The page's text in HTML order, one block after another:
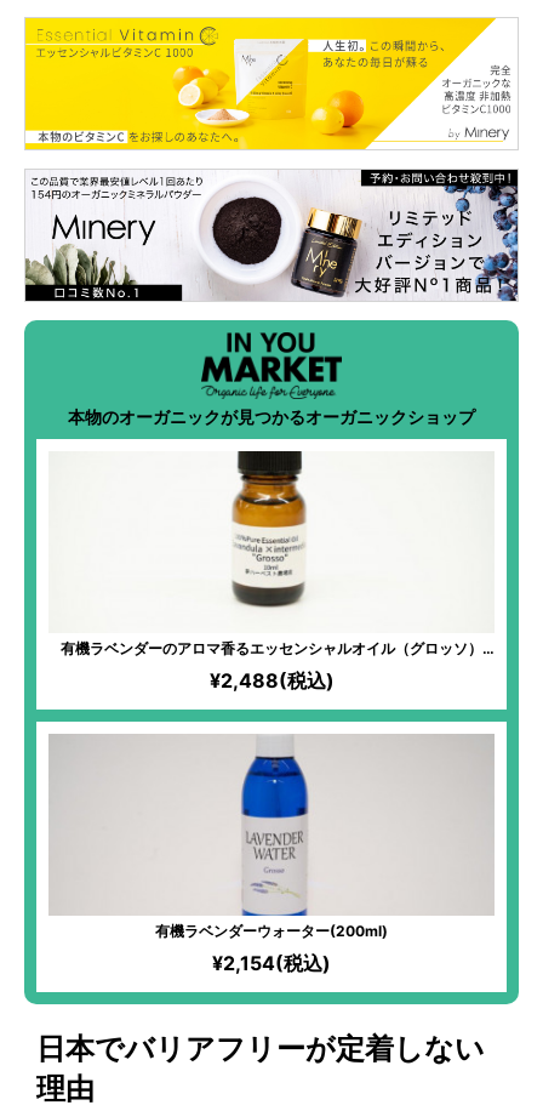
本物のオーガニックが見つかるオーガニックショップ
有機ラベンダーのアロマ香るエッセンシャルオイル（グロッソ）
10ml
¥2,488(税込)
有機ラベンダーウォーター(200ml)
¥2,154(税込)
日本でバリアフリーが定着しない
理由